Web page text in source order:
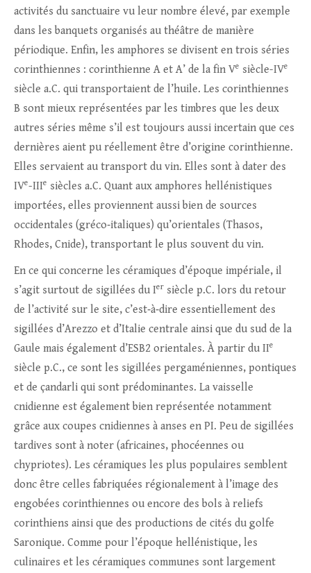
activités du sanctuaire vu leur nombre élevé, par exemple
dans les banquets organisés au théâtre de manière
périodique. Enfin, les amphores se divisent en trois séries
corinthiennes : corinthienne A et A’ de la fin Ve siècle-IVe
siècle a.C. qui transportaient de l’huile. Les corinthiennes
B sont mieux représentées par les timbres que les deux
autres séries même s’il est toujours aussi incertain que ces
dernières aient pu réellement être d’origine corinthienne.
Elles servaient au transport du vin. Elles sont à dater des
IVe-IIIe siècles a.C. Quant aux amphores hellénistiques
importées, elles proviennent aussi bien de sources
occidentales (gréco‑italiques) qu’orientales (Thasos,
Rhodes, Cnide), transportant le plus souvent du vin.
En ce qui concerne les céramiques d’époque impériale, il
s’agit surtout de sigillées du Ier siècle p.C. lors du retour
de l’activité sur le site, c’est‑à‑dire essentiellement des
sigillées d’Arezzo et d’Italie centrale ainsi que du sud de la
Gaule mais également d’ESB2 orientales. À partir du IIe
siècle p.C., ce sont les sigillées pergaméniennes, pontiques
et de çandarli qui sont prédominantes. La vaisselle
cnidienne est également bien représentée notamment
grâce aux coupes cnidiennes à anses en PI. Peu de sigillées
tardives sont à noter (africaines, phocéennes ou
chypriotes). Les céramiques les plus populaires semblent
donc être celles fabriquées régionalement à l’image des
engobées corinthiennes ou encore des bols à reliefs
corinthiens ainsi que des productions de cités du golfe
Saronique. Comme pour l’époque hellénistique, les
culinaires et les céramiques communes sont largement